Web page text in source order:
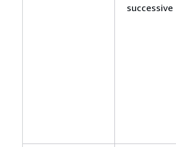
successive